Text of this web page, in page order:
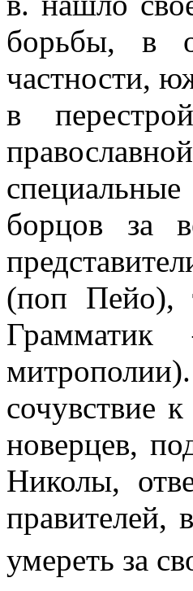
борьбы, в
частности,
в
борцов за
(поп Пейо),
сочувствие
новерцев,
Николы,
правителей,
умереть за